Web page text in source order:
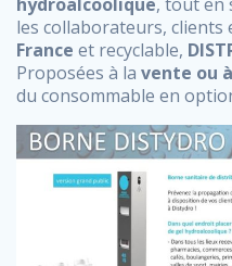
hydroalcoolique, tout en
les collaborateurs, clients
France et recyclable,
Proposées à la vente ou
du consommable en